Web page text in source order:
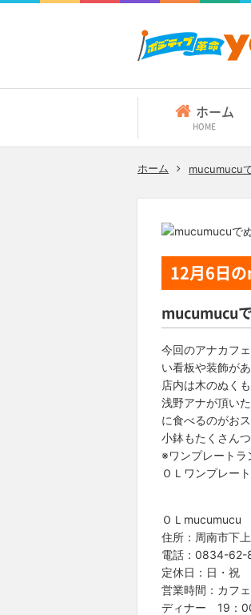
ホーム
HOME
ホーム mucumucu
12月6日
mucumucu
今回のアナカフ
い看板や装飾が
店内は木のぬく
浅野アナが頂い
に食べるのがお
小鉢もたくさん
※ワンプレート
ＯＬワンプレー
ＯＬmucumucu
住所：周南市下
電話：0834-62-
定休日：日・祝
営業時間：カフ
ディナー 19：